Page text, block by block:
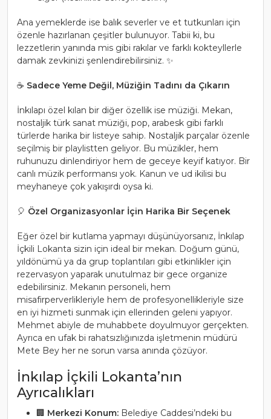
Ana yemeklerde ise balık severler ve et tutkunları için
özenle hazırlanan çeşitler bulunuyor. Tabii ki, bu
lezzetlerin yanında mis gibi rakılar ve farklı kokteyllerle
damak zevkinizi şenlendirebilirsiniz. ✨
☕ Sadece Yeme Değil, Müziğin Tadını da Çıkarın
İnkılapı özel kılan bir diğer özellik ise müziği. Mekan,
nostaljik türk sanat müziği, pop, arabesk gibi farklı
türlerde harika bir listeye sahip. Nostaljik parçalar özenle
seçilmiş bir playlistten geliyor. Bu müzikler, hem
ruhunuzu dinlendiriyor hem de geceye keyif katıyor. Bir
canlı müzik performansı yok. Kanun ve ud ikilisi bu
meyhaneye çok yakışırdı oysa ki.
🎈 Özel Organizasyonlar İçin Harika Bir Seçenek
Eğer özel bir kutlama yapmayı düşünüyorsanız, İnkılap
İçkili Lokanta sizin için ideal bir mekan. Doğum günü,
yıldönümü ya da grup toplantıları gibi etkinlikler için
rezervasyon yaparak unutulmaz bir gece organize
edebilirsiniz. Mekanın personeli, hem
misafirperverlikleriyle hem de profesyonellikleriyle size
en iyi hizmeti sunmak için ellerinden geleni yapıyor.
Mehmet abiyle de muhabbete doyulmuyor gerçekten.
Ayrıca en ufak bi rahatsızlığınızda işletmenin müdürü
Mete Bey her ne sorun varsa anında çözüyor.
İnkılap İçkili Lokanta’nın
Ayrıcalıkları
🏢 Merkezi Konum: Belediye Caddesi’ndeki bu